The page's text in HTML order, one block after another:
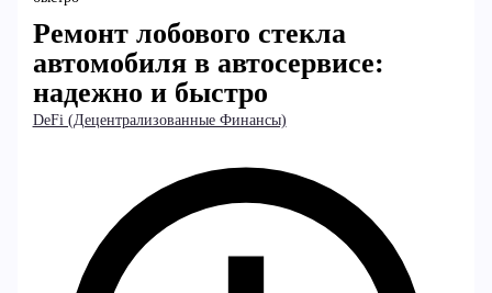
Ремонт лобового стекла
автомобиля в автосервисе:
надежно и быстро
DeFi (Децентрализованные Финансы)